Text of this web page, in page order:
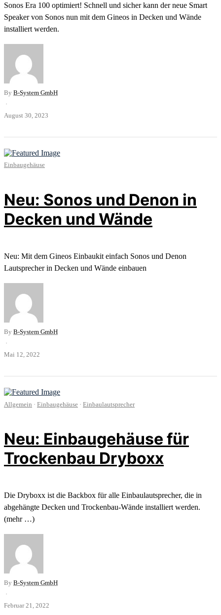
Sonos Era 100 optimiert! Schnell und sicher kann der neue Smart
Speaker von Sonos nun mit dem Gineos in Decken und Wände
installiert werden.
By B-System GmbH
·
August 30, 2023
Einbaugehäuse
Neu: Sonos und Denon in
Decken und Wände
Neu: Mit dem Gineos Einbaukit einfach Sonos und Denon
Lautsprecher in Decken und Wände einbauen
By B-System GmbH
·
Mai 12, 2022
Allgemein · Einbaugehäuse · Einbaulautsprecher
Neu: Einbaugehäuse für
Trockenbau Dryboxx
Die Dryboxx ist die Backbox für alle Einbaulautsprecher, die in
abgehängte Decken und Trockenbau-Wände installiert werden.
(mehr …)
By B-System GmbH
·
Februar 21, 2022